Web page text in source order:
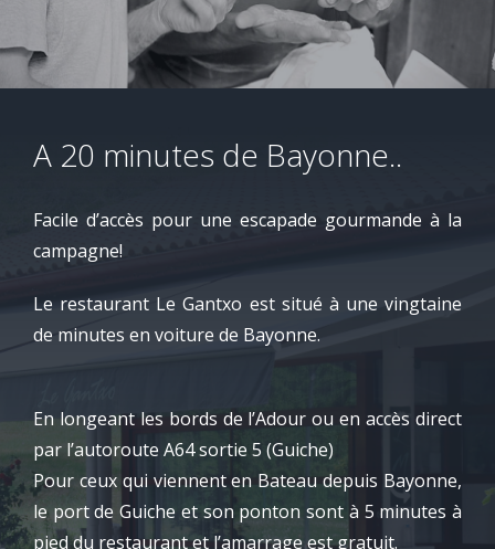
A 20 minutes de Bayonne..
Facile d’accès pour une escapade gourmande à la
campagne!
Le restaurant Le Gantxo est situé à une vingtaine
de minutes en voiture de Bayonne.
En longeant les bords de l’Adour ou en accès direct
par l’autoroute A64 sortie 5 (Guiche)
Pour ceux qui viennent en Bateau depuis Bayonne,
le port de Guiche et son ponton sont à 5 minutes à
pied du restaurant et l’amarrage est gratuit.